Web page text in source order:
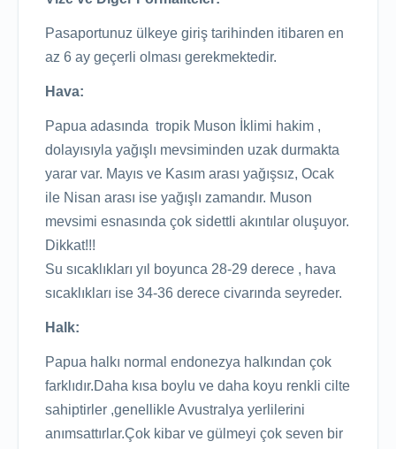
Pasaportunuz ülkeye giriş tarihinden itibaren en
az 6 ay geçerli olması gerekmektedir.
Hava:
Papua adasında tropik Muson İklimi hakim ,
dolayısıyla yağışlı mevsiminden uzak durmakta
yarar var. Mayıs ve Kasım arası yağışsız, Ocak
ile Nisan arası ise yağışlı zamandır. Muson
mevsimi esnasında çok sidettli akıntılar oluşuyor.
Dikkat!!!
Su sıcaklıkları yıl boyunca 28-29 derece , hava
sıcaklıkları ise 34-36 derece civarında seyreder.
Halk:
Papua halkı normal endonezya halkından çok
farklıdır.Daha kısa boylu ve daha koyu renkli cilte
sahiptirler ,genellikle Avustralya yerlilerini
anımsattırlar.Çok kibar ve gülmeyi çok seven bir